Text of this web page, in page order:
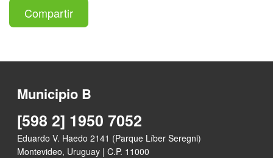
Compartir
Municipio B
[598 2] 1950 7052
Eduardo V. Haedo 2141 (Parque Líber Seregni)
Montevideo, Uruguay | C.P. 11000